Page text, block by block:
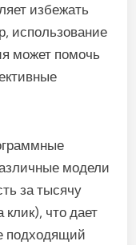
избежать
использование
может помочь
модели
за тысячу
клик), что дает
подходящий